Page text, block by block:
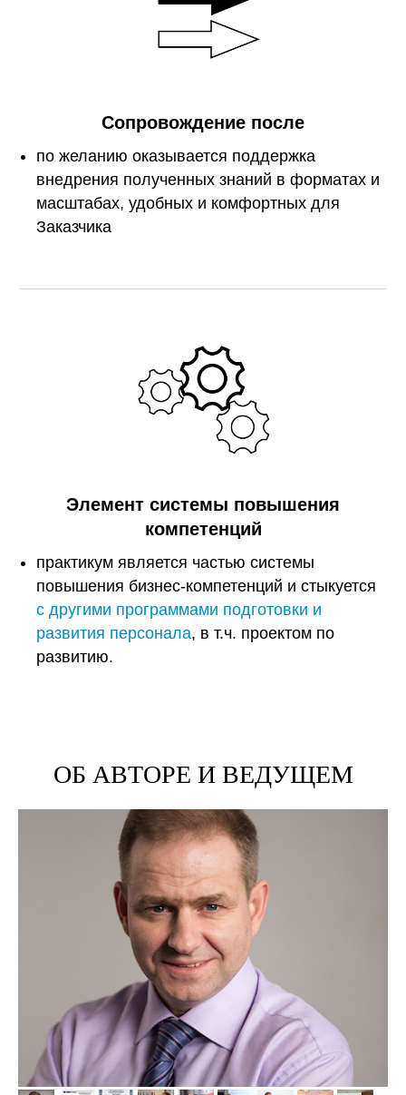
Сопровождение после
по желанию оказывается поддержка
внедрения полученных знаний в форматах и
масштабах, удобных и комфортных для
Заказчика
Элемент системы повышения
компетенций
практикум является частью системы
повышения бизнес-компетенций и стыкуется
с другими программами подготовки и
развития персонала, в т.ч. проектом по
развитию.
ОБ АВТОРЕ И ВЕДУЩЕМ